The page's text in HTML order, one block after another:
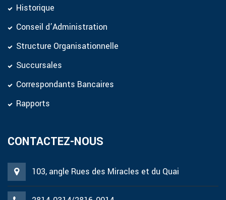
Historique
Conseil d’Administration
Structure Organisationnelle
Succursales
Correspondants Bancaires
Rapports
CONTACTEZ-NOUS
103, angle Rues des Miracles et du Quai